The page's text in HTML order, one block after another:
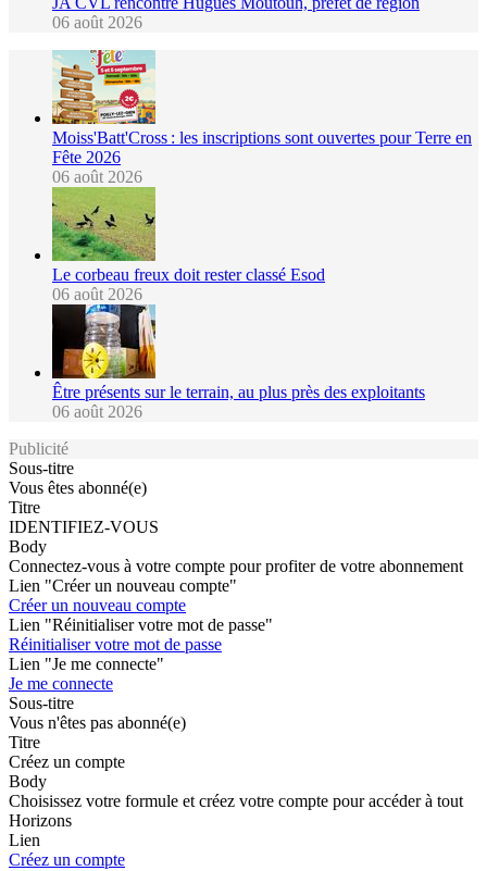
06 août 2026
Moiss'Batt'Cross : les inscriptions sont ouvertes pour Terre en
Fête 2026
06 août 2026
Le corbeau freux doit rester classé Esod
06 août 2026
Être présents sur le terrain, au plus près des exploitants
06 août 2026
Publicité
Sous-titre
Vous êtes abonné(e)
Titre
IDENTIFIEZ-VOUS
Body
Connectez-vous à votre compte pour profiter de votre abonnement
Lien "Créer un nouveau compte"
Créer un nouveau compte
Lien "Réinitialiser votre mot de passe"
Réinitialiser votre mot de passe
Lien "Je me connecte"
Je me connecte
Sous-titre
Vous n'êtes pas abonné(e)
Titre
Créez un compte
Body
Choisissez votre formule et créez votre compte pour accéder à tout
Horizons
Lien
Créez un compte